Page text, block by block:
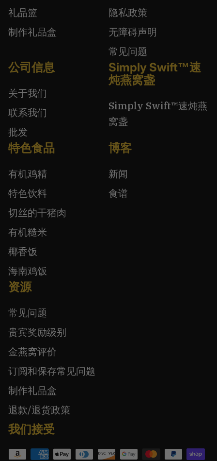
礼品篮
制作礼品盒
隐私政策
无障碍声明
常见问题
公司信息
关于我们
联系我们
批发
Simply Swift™速
炖燕窝盏
Simply Swift™速炖燕
窝盏
特色食品
有机鸡精
特色饮料
切丝的干猪肉
有机糙米
椰香饭
海南鸡饭
博客
新闻
食谱
资源
常见问题
贵宾奖励级别
金燕窝评价
订阅和保存常见问题
制作礼品盒
退款/退货政策
我们接受